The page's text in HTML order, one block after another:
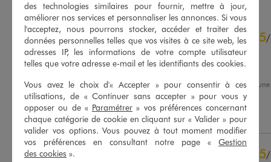
4.8/5
Basé sur59
avis soumis à un
contrôle
Voir tous les avis sur ce site
5étoiles
50
4étoiles
5/
Avis vérifié et récompensé
Top
Avis du06/08/2026
, suite à
24/07/2026
Utile Signaler
5/
des technologies similaires pour fournir, mettre à jour,
améliorer nos services et personnaliser les annonces. Si vous
l'acceptez, nous pourrons stocker, accéder et traiter des
données personnelles telles que vos visites à ce site web, les
adresses IP, les informations de votre compte utilisateur
telles que votre adresse e-mail et les identifiants des cookies.
Vous avez le choix d'« Accepter » pour consentir à ces
utilisations, de « Continuer sans accepter » pour vous y
opposer ou de « Paramétrer » vos préférences concernant
chaque catégorie de cookie en cliquant sur « Valider » pour
valider vos options. Vous pouvez à tout moment modifier
vos préférences en consultant notre page « Gestion
des cookies ».